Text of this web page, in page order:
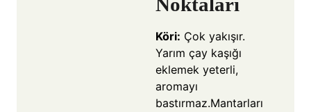
Noktaları
Köri: Çok yakışır.
Yarım çay kaşığı
eklemek yeterli,
aromayı
bastırmaz.Mantarları